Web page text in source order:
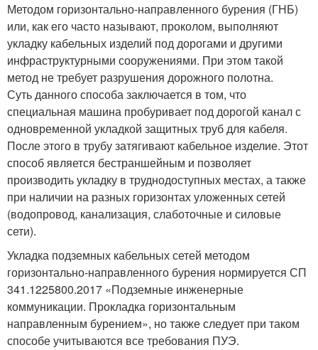
Методом горизонтально-направленного бурения (ГНБ)
или, как его часто называют, проколом, выполняют
укладку кабельных изделий под дорогами и другими
инфраструктурными сооружениями. При этом такой
метод не требует разрушения дорожного полотна.
Суть данного способа заключается в том, что
специальная машина пробуривает под дорогой канал с
одновременной укладкой защитных труб для кабеля.
После этого в трубу затягивают кабельное изделие. Этот
способ является бестраншейным и позволяет
производить укладку в труднодоступных местах, а также
при наличии на разных горизонтах уложенных сетей
(водопровод, канализация, слаботочные и силовые
сети).
Укладка подземных кабельных сетей методом
горизонтально-направленного бурения нормируется СП
341.1225800.2017 «Подземные инженерные
коммуникации. Прокладка горизонтальным
направленным бурением», но также следует при таком
способе учитываются все требования ПУЭ.